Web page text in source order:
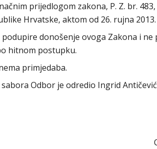
prijedlogom zakona, P. Z. br.
Hrvatske, aktom od 26. rujna 2013.
donošenje ovoga Zakona i
hitnom postupku.
primjedaba.
Odbor je odredio Ingrid